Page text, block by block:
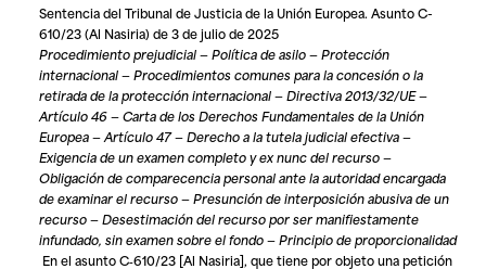
Sentencia del Tribunal de Justicia de la Unión Europea. Asunto C-
610/23 (Al Nasiria) de 3 de julio de 2025
Procedimiento prejudicial — Política de asilo — Protección
internacional — Procedimientos comunes para la concesión o la
retirada de la protección internacional — Directiva 2013/32/UE —
Artículo 46 — Carta de los Derechos Fundamentales de la Unión
Europea — Artículo 47 — Derecho a la tutela judicial efectiva —
Exigencia de un examen completo y ex nunc del recurso —
Obligación de comparecencia personal ante la autoridad encargada
de examinar el recurso — Presunción de interposición abusiva de un
recurso — Desestimación del recurso por ser manifiestamente
infundado, sin examen sobre el fondo — Principio de proporcionalidad
En el asunto C‑610/23 [Al Nasiria], que tiene por objeto una petición